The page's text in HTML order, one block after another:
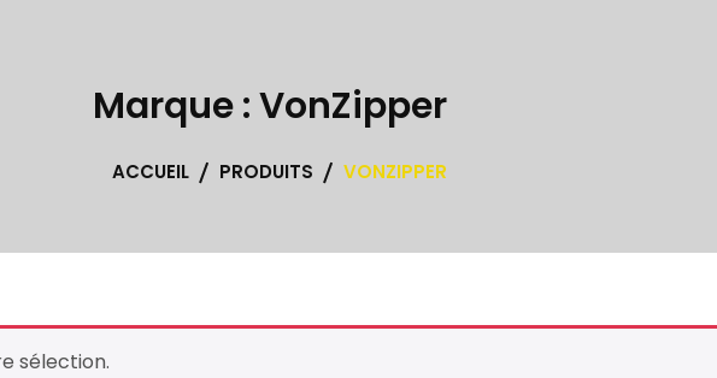
Marque :VonZipper
ACCUEIL PRODUITS VONZIPPER
sélection.